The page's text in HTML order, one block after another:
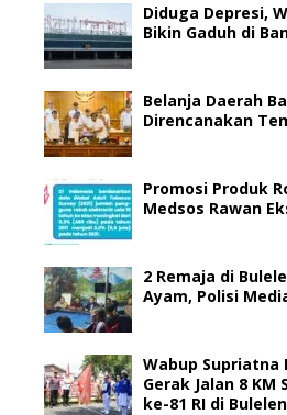
Diduga Depresi,
Bikin Gaduh di
Belanja Daerah
Direncanakan
Promosi Produk
Medsos Rawan
2 Remaja di
Ayam, Polisi
Wabup Supriatna
Gerak Jalan 8 KM
ke-81 RI di